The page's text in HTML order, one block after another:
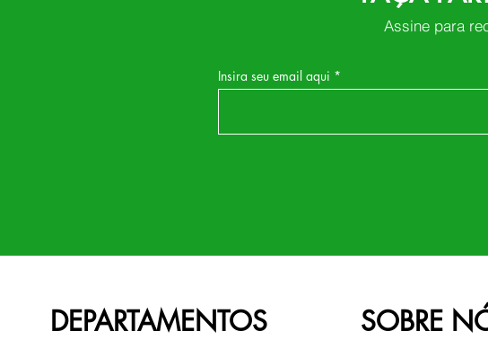
Assine para
Insira seu email aqui
DEPARTAMENTOS SOBRE